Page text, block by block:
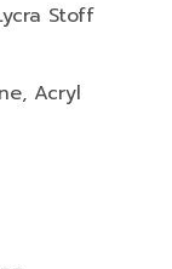
Stoff
Acryl